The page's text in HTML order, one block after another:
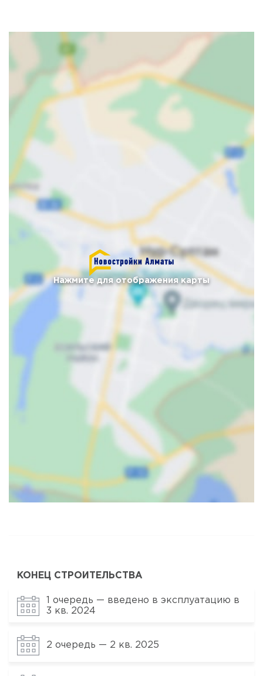
Нажмите для отображения карты
КОНЕЦ СТРОИТЕЛЬСТВА
1 очередь — введено в эксплуатацию в
3 кв. 2024
2 очередь — 2 кв. 2025